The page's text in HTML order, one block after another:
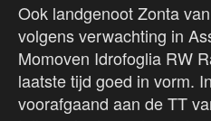
Ook landgenoot Zonta
volgens verwachting in
Momoven Idrofoglia RW
laatste tijd goed in vorm.
voorafgaand aan de TT